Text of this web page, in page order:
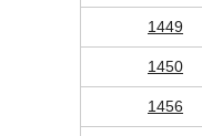
1449
1450
1456